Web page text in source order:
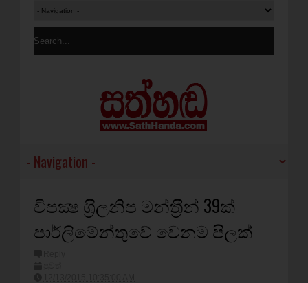
විපක්‍ෂ ශ‍්‍රිලනිප මන්ත‍්‍රීන් 39ක්
පාර්ලිමේන්තුවේ වෙනම පිලක්